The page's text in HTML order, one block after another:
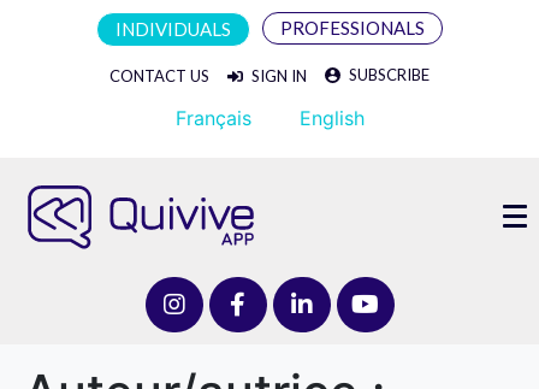
INDIVIDUALS PROFESSIONALS
CONTACT US SIGN IN SUBSCRIBE
Français English